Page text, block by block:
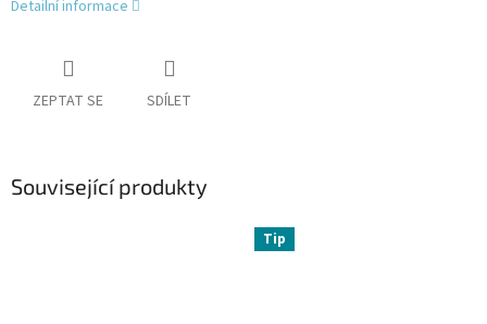
Detailní informace
ZEPTAT SE SDÍLET
Související produkty
Tip